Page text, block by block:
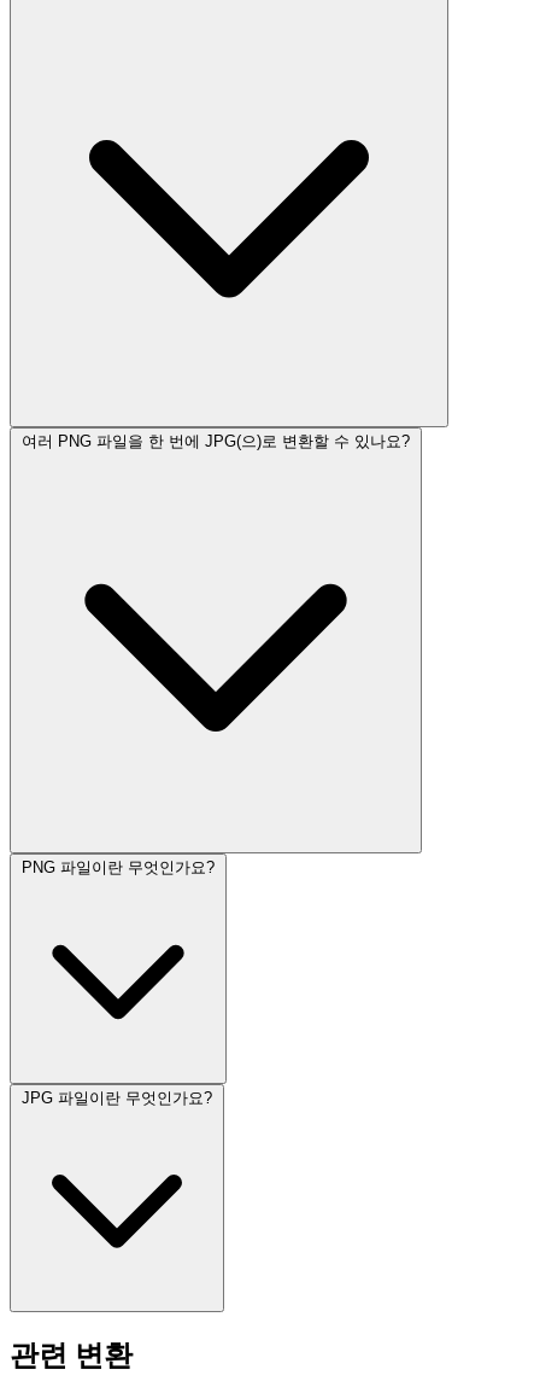
여러 PNG 파일을 한 번에 JPG(으)로 변환할 수 있나요?
PNG 파일이란 무엇인가요?
JPG 파일이란 무엇인가요?
관련 변환